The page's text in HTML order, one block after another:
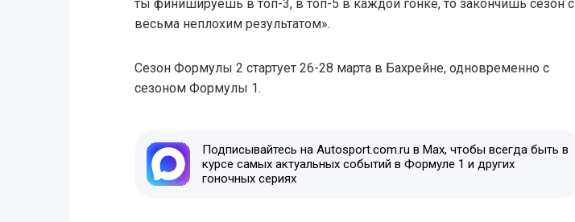
ты финишируешь в топ-3, в топ-5 в каждой гонке, то закончишь сезон с
весьма неплохим результатом».
Сезон Формулы 2 стартует 26-28 марта в Бахрейне, одновременно с
сезоном Формулы 1.
Подписывайтесь на Autosport.com.ru в Max, чтобы всегда быть в
курсе самых актуальных событий в Формуле 1 и других
гоночных сериях